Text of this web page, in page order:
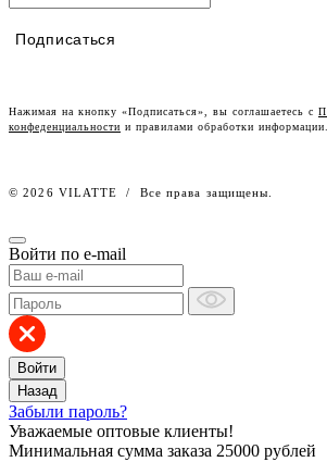
Lookbook
Работа в компании
Подписаться
Нажимая на кнопку «Подписаться», вы соглашаетесь с
конфеденциальности и правилами обработки информации.
© 2026 VILATTE / Все права защищены.
Войти по e-mail
Войти
Назад
Забыли пароль?
Уважаемые оптовые клиенты!
Минимальная сумма заказа 25000 рублей